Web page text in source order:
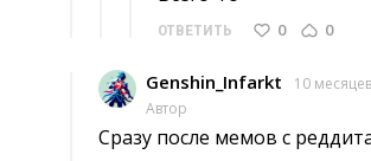
ОТВЕТИТЬ 0 0
Genshin_Infarkt
10 месяцев
Автор
Сразу после мемов с